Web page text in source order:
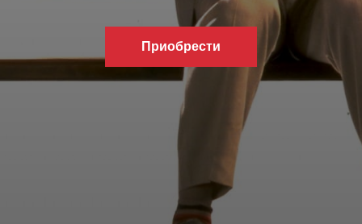
Приобрести